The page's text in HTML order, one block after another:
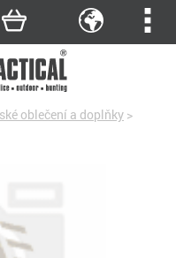
oblečení a doplňky >